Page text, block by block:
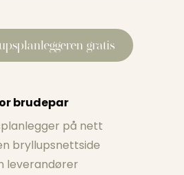
gratis
brudepar
på nett
bryllupsnettside
leverandører